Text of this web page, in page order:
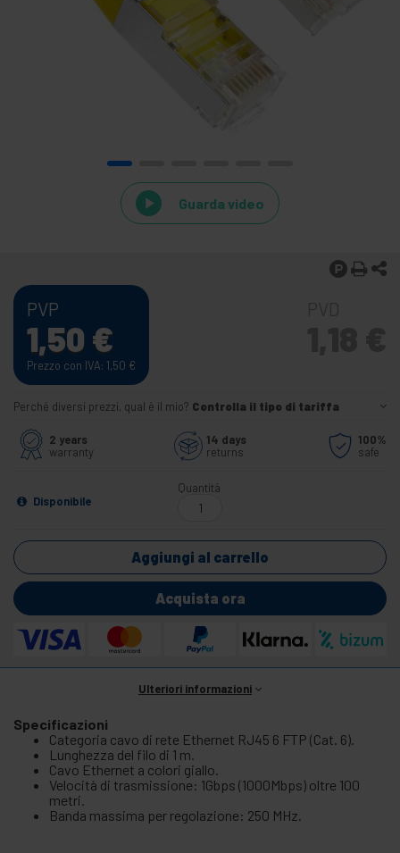
Guarda video
PVP
1,50 €
Prezzo con IVA: 1,50 €
Perché diversi prezzi, qual è il mio? Controlla il tipo di tariffa
2 years
warranty
14 days
returns
100%
safe
Disponibile
Quantità
Aggiungi al carrello
Acquista ora
Ulteriori informazioni
Specificazioni
Categoria cavo di rete Ethernet RJ45 6 FTP (Cat. 6).
Lunghezza del filo di 1 m.
Cavo Ethernet a colori giallo.
Velocità di trasmissione: 1Gbps (1000Mbps) oltre 100
metri.
Banda massima per regolazione: 250 MHz.